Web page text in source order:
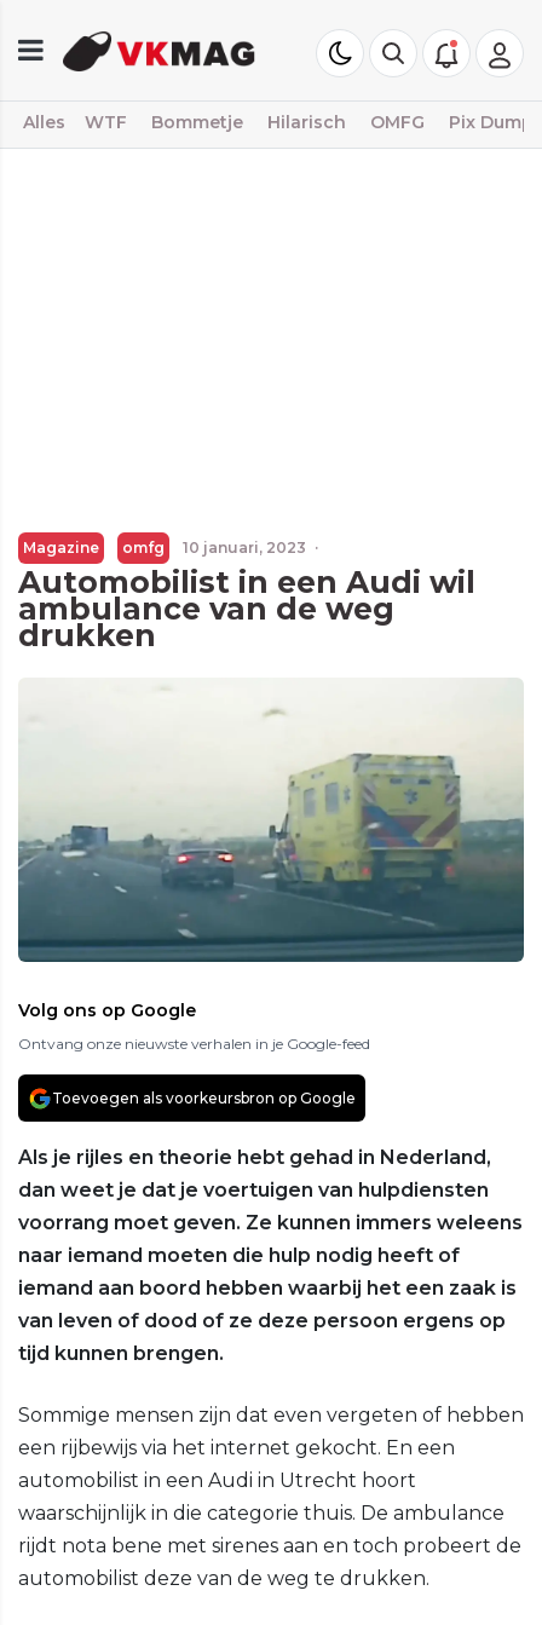
Alles WTF Bommetje Hilarisch OMFG Pix Dump
Magazine omfg 10 januari, 2023 ·
Automobilist in een Audi wil
ambulance van de weg
drukken
Volg ons op Google
Ontvang onze nieuwste verhalen in je Google-feed
Toevoegen als voorkeursbron op Google
Als je rijles en theorie hebt gehad in Nederland,
dan weet je dat je voertuigen van hulpdiensten
voorrang moet geven. Ze kunnen immers weleens
naar iemand moeten die hulp nodig heeft of
iemand aan boord hebben waarbij het een zaak is
van leven of dood of ze deze persoon ergens op
tijd kunnen brengen.
Sommige mensen zijn dat even vergeten of hebben
een rijbewijs via het internet gekocht. En een
automobilist in een Audi in Utrecht hoort
waarschijnlijk in die categorie thuis. De ambulance
rijdt nota bene met sirenes aan en toch probeert de
automobilist deze van de weg te drukken.